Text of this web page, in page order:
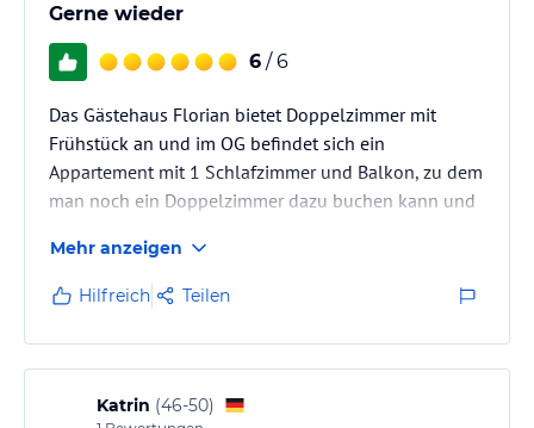
Gerne wieder
6 / 6
Das Gästehaus Florian bietet Doppelzimmer mit
Frühstück an und im OG befindet sich ein
Appartement mit 1 Schlafzimmer und Balkon, zu dem
man noch ein Doppelzimmer dazu buchen kann und
großen Balkon.
Das Haus ist sehr gepflegt und sauber. Das Frühstück
kann man im Sommer auf einer Terrasse einnehmen.
Mehr anzeigen
Hilfreich Teilen
Katrin (46-50)